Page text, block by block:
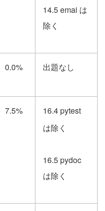
14.5 emai は
除く
0.0% 出題なし
7.5%
16.4 pytest
は除く
16.5 pydoc
は除く